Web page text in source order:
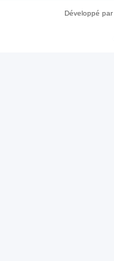
Développé par